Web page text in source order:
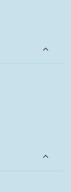

